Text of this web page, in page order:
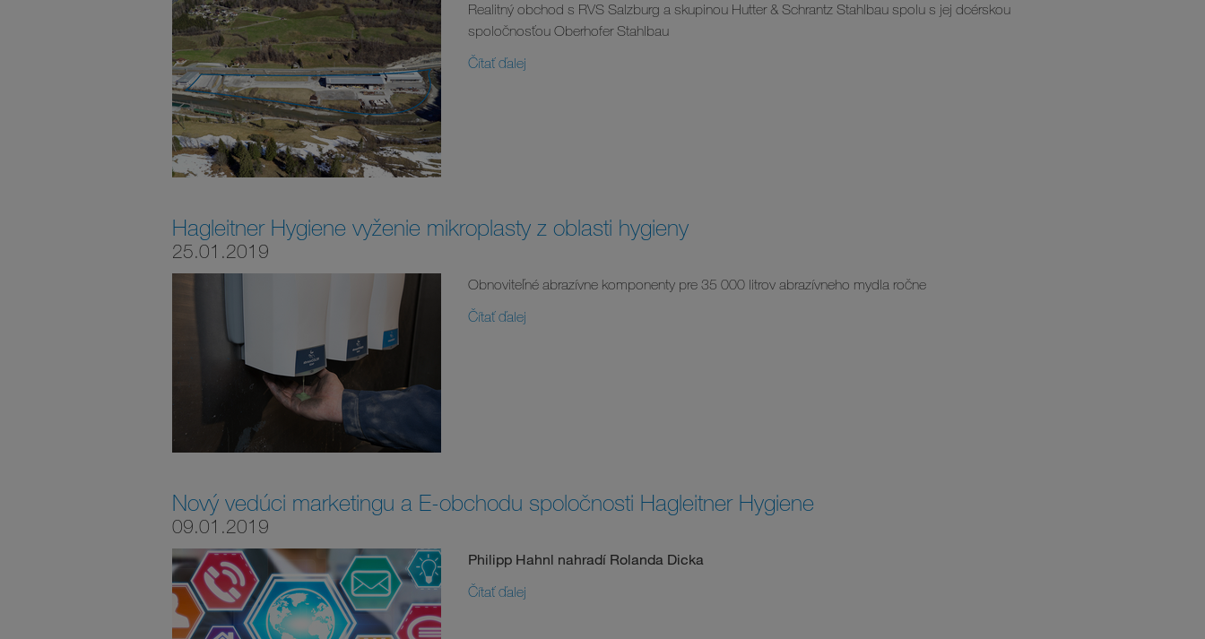
Realitný obchod s RVS Salzburg a skupinou Hutter & Schrantz Stahlbau spolu s jej dcérskou
spoločnosťou Oberhofer Stahlbau
Čítať ďalej
Hagleitner Hygiene vyženie mikroplasty z oblasti hygieny
25.01.2019
Obnoviteľné abrazívne komponenty pre 35 000 litrov abrazívneho mydla ročne
Čítať ďalej
Nový vedúci marketingu a E-obchodu spoločnosti Hagleitner Hygiene
09.01.2019
Philipp Hahnl nahradí Rolanda Dicka
Čítať ďalej